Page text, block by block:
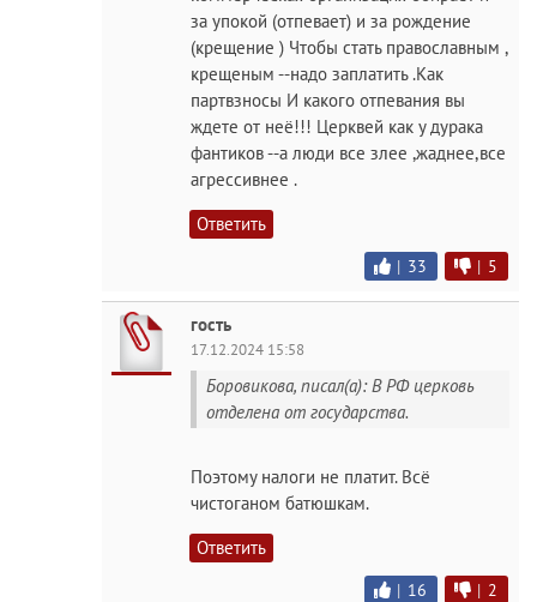
за упокой (отпевает) и за рождение
(крещение ) Чтобы стать православным ,
крещеным --надо заплатить .Как
партвзносы И какого отпевания вы
ждете от неё!!! Церквей как у дурака
фантиков --а люди все злее ,жаднее,все
агрессивнее .
Ответить
| 33 | 5
гость
17.12.2024 15:58
Боровикова, писал(а): В РФ церковь
отделена от государства.
Поэтому налоги не платит. Всё
чистоганом батюшкам.
Ответить
| 16 | 2